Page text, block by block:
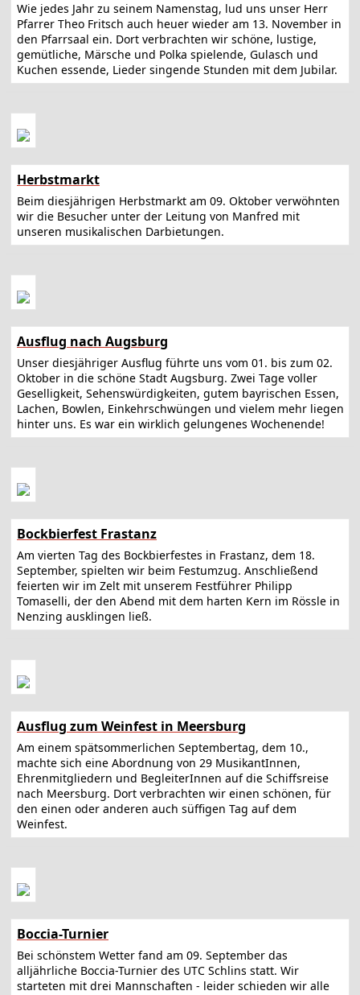
Wie jedes Jahr zu seinem Namenstag, lud uns unser Herr
Pfarrer Theo Fritsch auch heuer wieder am 13. November in
den Pfarrsaal ein. Dort verbrachten wir schöne, lustige,
gemütliche, Märsche und Polka spielende, Gulasch und
Kuchen essende, Lieder singende Stunden mit dem Jubilar.
Herbstmarkt
Beim diesjährigen Herbstmarkt am 09. Oktober verwöhnten
wir die Besucher unter der Leitung von Manfred mit
unseren musikalischen Darbietungen.
Ausflug nach Augsburg
Unser diesjähriger Ausflug führte uns vom 01. bis zum 02.
Oktober in die schöne Stadt Augsburg. Zwei Tage voller
Geselligkeit, Sehenswürdigkeiten, gutem bayrischen Essen,
Lachen, Bowlen, Einkehrschwüngen und vielem mehr liegen
hinter uns. Es war ein wirklich gelungenes Wochenende!
Bockbierfest Frastanz
Am vierten Tag des Bockbierfestes in Frastanz, dem 18.
September, spielten wir beim Festumzug. Anschließend
feierten wir im Zelt mit unserem Festführer Philipp
Tomaselli, der den Abend mit dem harten Kern im Rössle in
Nenzing ausklingen ließ.
Ausflug zum Weinfest in Meersburg
Am einem spätsommerlichen Septembertag, dem 10.,
machte sich eine Abordnung von 29 MusikantInnen,
Ehrenmitgliedern und BegleiterInnen auf die Schiffsreise
nach Meersburg. Dort verbrachten wir einen schönen, für
den einen oder anderen auch süffigen Tag auf dem
Weinfest.
Boccia-Turnier
Bei schönstem Wetter fand am 09. September das
alljährliche Boccia-Turnier des UTC Schlins statt. Wir
starteten mit drei Mannschaften - leider schieden wir alle